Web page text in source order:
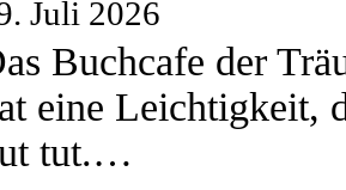
Juli 2026
Buchcafe der
eine Leichtigkeit,
tut.…